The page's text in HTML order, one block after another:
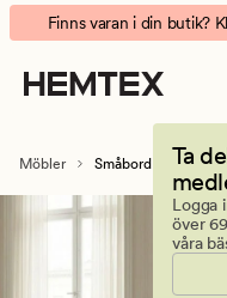
Småbord,
soffbord
och
piedestaler
alla
Animerad
banner.
Klicka
på
för
att
pausa.
Finns varan i din butik?
Ta
Logga
över
våra
Möbler Småbord & Bord